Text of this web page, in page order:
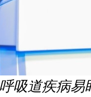
吸道疾病易